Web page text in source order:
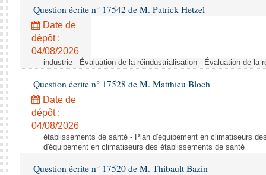
Question écrite n° 17542 de M. Patrick Hetzel
Date de
dépôt :
04/08/2026
industrie - Évaluation de la réindustrialisation - Évaluation de la
Question écrite n° 17528 de M. Matthieu Bloch
Date de
dépôt :
04/08/2026
établissements de santé - Plan d'équipement en climatiseurs
d'équipement en climatiseurs des établissements de santé
Question écrite n° 17520 de M. Thibault Bazin